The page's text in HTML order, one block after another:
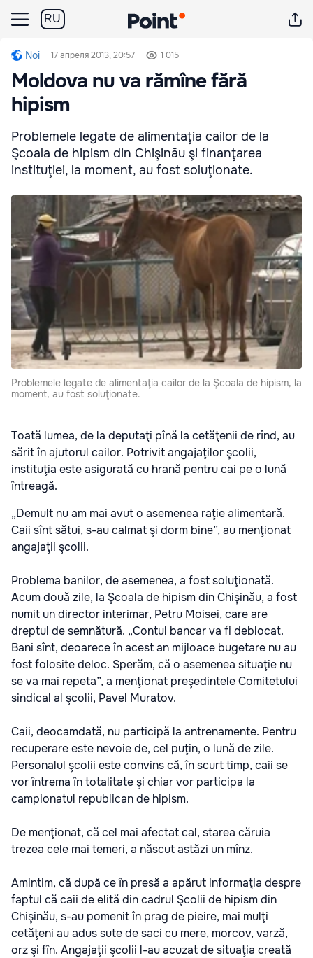
RU
Noi 17 апреля 2013, 20:57 1 015
Moldova nu va rămîne fără
hipism
Problemele legate de alimentaţia cailor de la
Şcoala de hipism din Chişinău şi finanţarea
instituţiei, la moment, au fost soluţionate.
Problemele legate de alimentaţia cailor de la Şcoala de hipism, la
moment, au fost soluţionate.
Toată lumea, de la deputaţi pînă la cetăţenii de rînd, au
sărit în ajutorul cailor. Potrivit angajaţilor şcolii,
instituţia este asigurată cu hrană pentru cai pe o lună
întreagă.
„Demult nu am mai avut o asemenea raţie alimentară.
Caii sînt sătui, s-au calmat şi dorm bine”, au menţionat
angajaţii şcolii.
Problema banilor, de asemenea, a fost soluţionată.
Acum două zile, la Şcoala de hipism din Chişinău, a fost
numit un director interimar, Petru Moisei, care are
dreptul de semnătură. „Contul bancar va fi deblocat.
Bani sînt, deoarece în acest an mijloace bugetare nu au
fost folosite deloc. Sperăm, că o asemenea situaţie nu
se va mai repeta”, a menţionat preşedintele Comitetului
sindical al şcolii, Pavel Muratov.
Caii, deocamdată, nu participă la antrenamente. Pentru
recuperare este nevoie de, cel puţin, o lună de zile.
Personalul şcolii este convins că, în scurt timp, caii se
vor întrema în totalitate şi chiar vor participa la
campionatul republican de hipism.
De menţionat, că cel mai afectat cal, starea căruia
trezea cele mai temeri, a născut astăzi un mînz.
Amintim, că după ce în presă a apărut informaţia despre
faptul că caii de elită din cadrul Şcolii de hipism din
Chişinău, s-au pomenit în prag de pieire, mai mulţi
cetăţeni au adus sute de saci cu mere, morcov, varză,
orz şi fîn. Angajaţii şcolii l-au acuzat de situaţia creată